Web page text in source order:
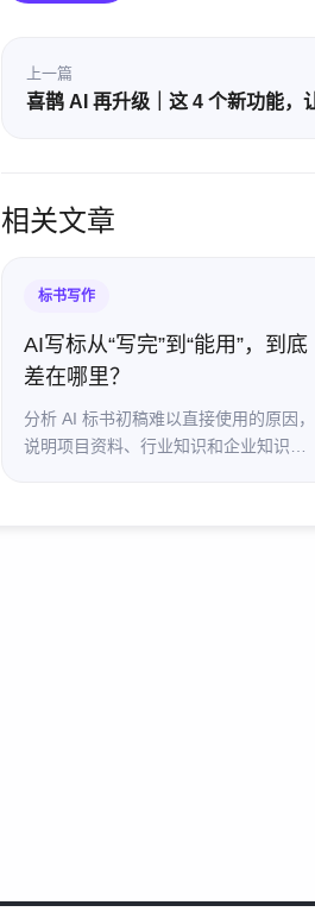
上一篇
喜鹊 AI 再升级｜这 4 个新功能，
相关文章
标书写作
AI写标从“写完”到“能用”，到底
差在哪里？
分析 AI 标书初稿难以直接使用的原因，
说明项目资料、行业知识和企业知识如